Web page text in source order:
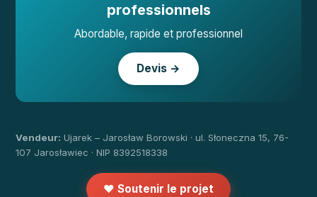
professionnels
Abordable, rapide et professionnel
Devis →
Vendeur: Ujarek – Jarosław Borowski · ul. Słoneczna 15, 76-
107 Jarosławiec · NIP 8392518338
❤️ Soutenir le projet